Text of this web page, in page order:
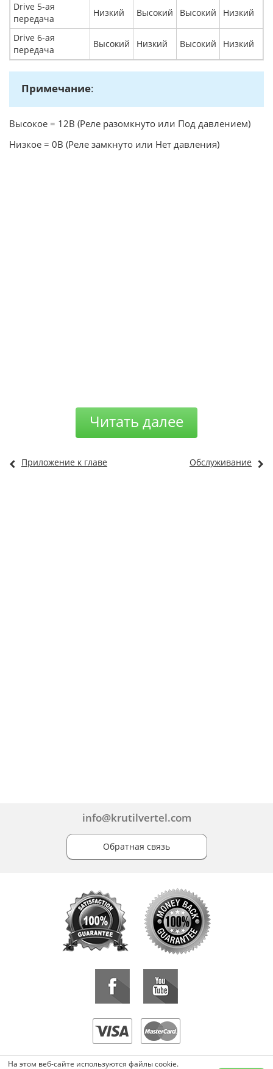
Drive 5-ая
передача
Низкий Высокий Высокий Низкий
Drive 6-ая
передача
Высокий Низкий Высокий Низкий
Примечание:
Высокое = 12В (Реле разомкнуто или Под давлением)
Низкое = 0В (Реле замкнуто или Нет давления)
Читать далее
Приложение к главе Обслуживание
info@krutilvertel.com
Обратная связь
«KrutilVertel» © 2015-2026 Все права защищены.
На этом веб-сайте используются файлы cookie.